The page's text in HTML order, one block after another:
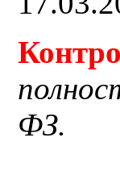
ФЗ.